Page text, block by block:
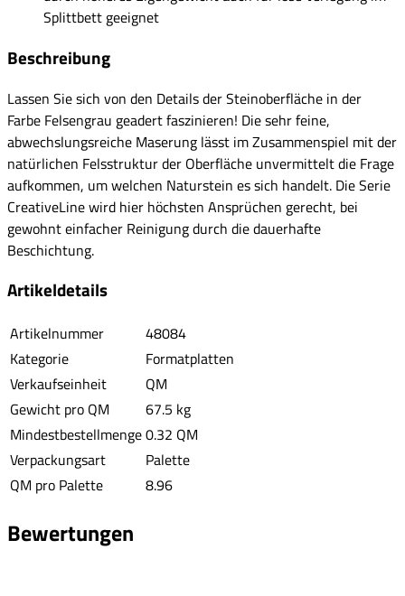
Splittbett geeignet
Beschreibung
Lassen Sie sich von den Details der Steinoberfläche in der
Farbe Felsengrau geadert faszinieren! Die sehr feine,
abwechslungsreiche Maserung lässt im Zusammenspiel mit der
natürlichen Felsstruktur der Oberfläche unvermittelt die Frage
aufkommen, um welchen Naturstein es sich handelt. Die Serie
CreativeLine wird hier höchsten Ansprüchen gerecht, bei
gewohnt einfacher Reinigung durch die dauerhafte
Beschichtung.
Artikeldetails
Artikelnummer
48084
Kategorie
Formatplatten
Verkaufseinheit
QM
Gewicht pro QM
67.5 kg
Mindestbestellmenge0.32 QM
Verpackungsart
Palette
QM pro Palette
8.96
Bewertungen